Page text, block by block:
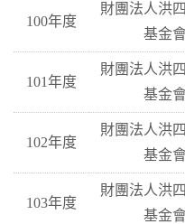
100年度
財團法人洪
基金
101年度
財團法人洪
基金
102年度
財團法人洪
基金
103年度
財團法人洪
基金